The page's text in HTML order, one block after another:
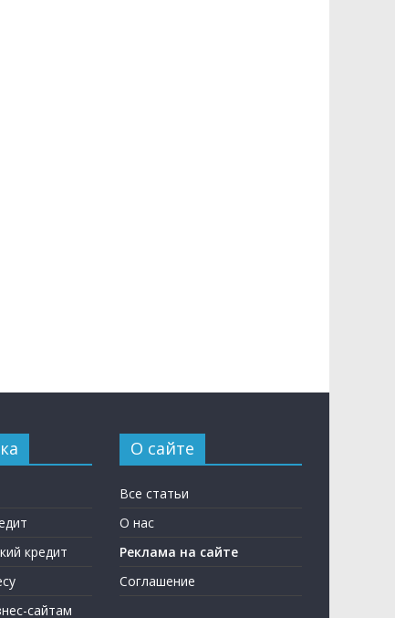
кредит
сайтам
О сайте
Все статьи
О нас
Реклама на сайте
Соглашение